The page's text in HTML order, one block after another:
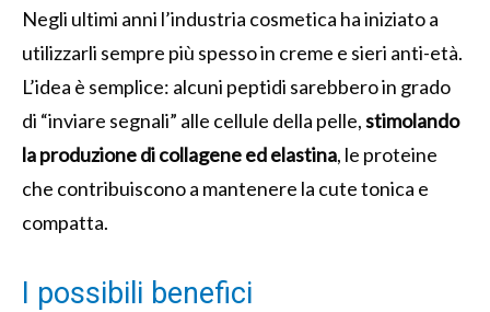
Negli ultimi anni l’industria cosmetica ha iniziato a
utilizzarli sempre più spesso in creme e sieri anti-età.
L’idea è semplice: alcuni peptidi sarebbero in grado
di “inviare segnali” alle cellule della pelle,stimolando
la produzione di collagene ed elastina, le proteine
che contribuiscono a mantenere la cute tonica e
compatta.
I possibili benefici